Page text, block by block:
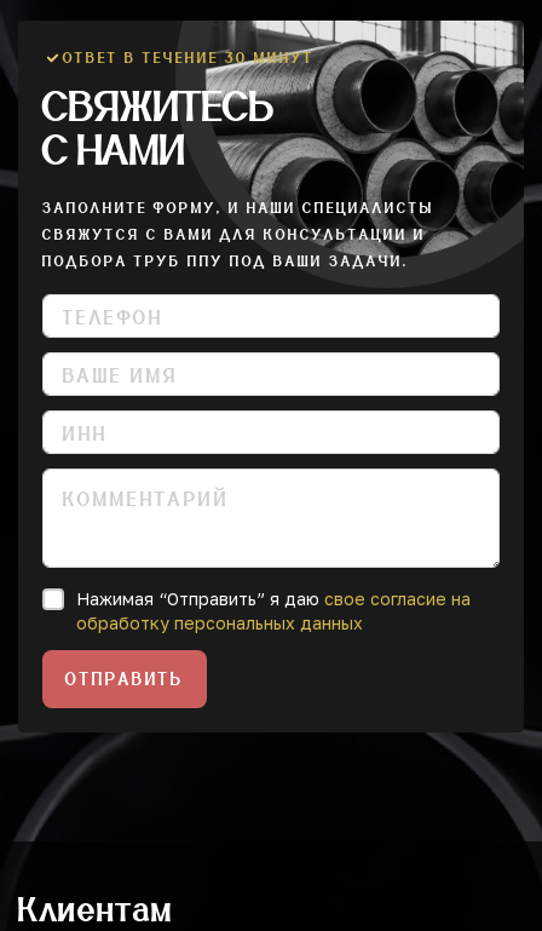
ОТВЕТ В ТЕЧЕНИЕ 30 МИНУТ
СВЯЖИТЕСЬ
С НАМИ
ЗАПОЛНИТЕ ФОРМУ, И НАШИ СПЕЦИАЛИСТЫ
СВЯЖУТСЯ С ВАМИ ДЛЯ КОНСУЛЬТАЦИИ И
ПОДБОРА ТРУБ ППУ ПОД ВАШИ ЗАДАЧИ.
Нажимая “Отправить” я даю свое согласие на
обработку персональных данных
ОТПРАВИТЬ
Клиентам